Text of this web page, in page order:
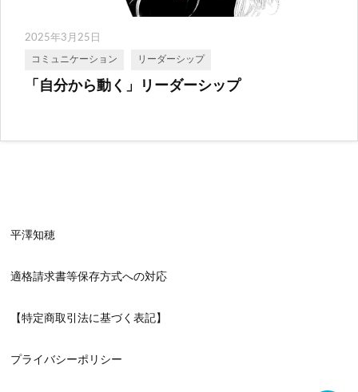
2025年3月25日
コミュニケーション リーダーシップ
「自分から動く」リーダーシップ
平澤知穂
適格請求書等保存方式への対応
【特定商取引法に基づく表記】
プライバシーポリシー